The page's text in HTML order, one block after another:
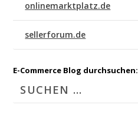
onlinemarktplatz.de
sellerforum.de
E-Commerce Blog durchsuchen: